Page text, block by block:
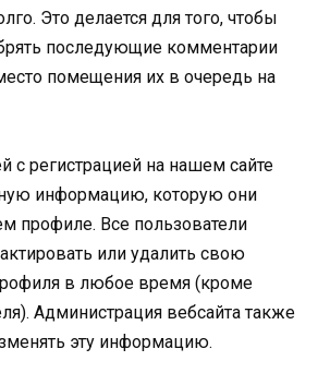
Это делается для того, чтобы
последующие комментарии
помещения их в очередь на
с регистрацией на нашем сайте
информацию, которую они
профиле. Все пользователи
или удалить свою
в любое время (кроме
Администрация вебсайта также
эту информацию.